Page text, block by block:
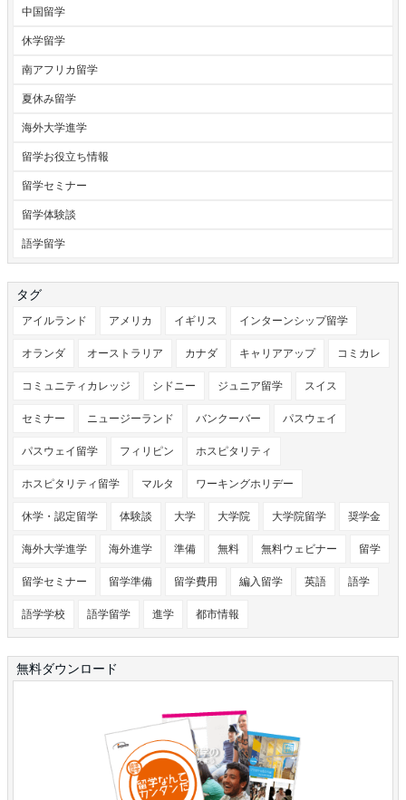
中国留学
休学留学
南アフリカ留学
夏休み留学
海外大学進学
留学お役立ち情報
留学セミナー
留学体験談
語学留学
タグ
アイルランド アメリカ イギリス インターンシップ留学
オランダ オーストラリア カナダ キャリアアップ コミカレ
コミュニティカレッジ シドニー ジュニア留学 スイス
セミナー ニュージーランド バンクーバー パスウェイ
パスウェイ留学 フィリピン ホスピタリティ
ホスピタリティ留学 マルタ ワーキングホリデー
休学・認定留学 体験談 大学 大学院 大学院留学 奨学金
海外大学進学 海外進学 準備 無料 無料ウェビナー 留学
留学セミナー 留学準備 留学費用 編入留学 英語 語学
語学学校 語学留学 進学 都市情報
無料ダウンロード